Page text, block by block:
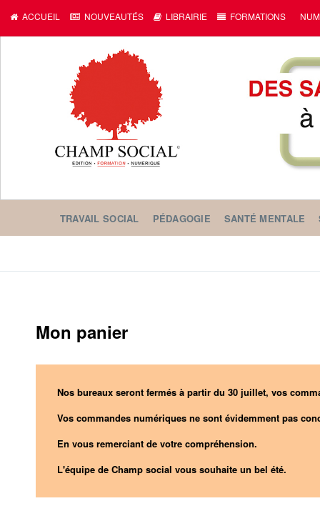
ACCUEIL NOUVEAUTÉS LIBRAIRIE FORMATIONS
TRAVAIL SOCIAL PÉDAGOGIE SANTÉ MENTALE
Mon panier
Nos bureaux seront fermés à partir du 30 juillet, vos
Vos commandes numériques ne sont évidemment pas
En vous remerciant de votre compréhension.
L'équipe de Champ social vous souhaite un bel été.